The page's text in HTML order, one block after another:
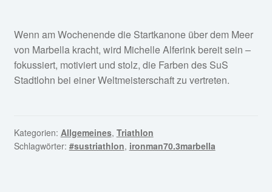
Wenn am Wochenende die Startkanone über dem Meer
von Marbella kracht, wird Michelle Alferink bereit sein –
fokussiert, motiviert und stolz, die Farben des SuS
Stadtlohn bei einer Weltmeisterschaft zu vertreten.
Kategorien: Allgemeines, Triathlon
Schlagwörter: #sustriathlon, ironman70.3marbella